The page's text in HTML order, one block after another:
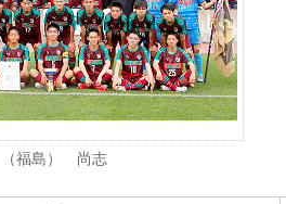
（福島） 尚志